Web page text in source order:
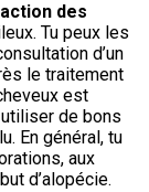
action des
Tu peux les
d’un
le traitement
est
de bons
En général, tu
aux
d’alopécie.